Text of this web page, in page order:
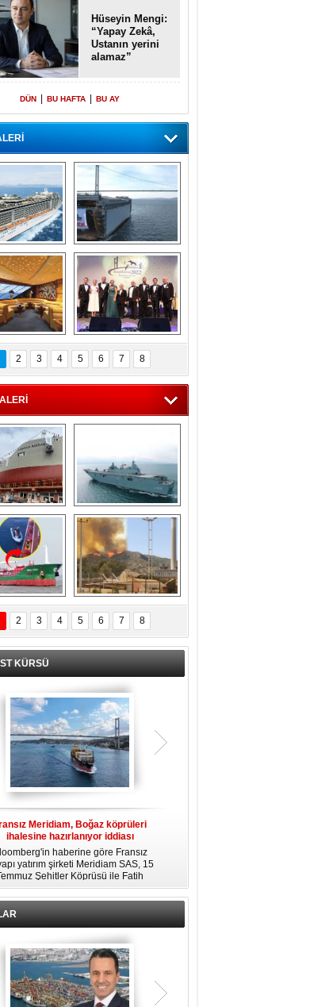
Hüseyin Mengi:
“Yapay Zekâ,
Ustanın yerini
alamaz”
DÜN BU HAFTA BU AY
gemi”
ile MSC
Dünyada tek!
Denizaltı yüzer
havuzu intikal
seyrine başladı
55 milyon
turizm geliri
5. Bosphorus Ship
Brokers Dinner,
İstanbul’da yapıldı
2 3 4 5 6 7 8
Tersanesi,
Bayrak
suya
TCG Anadolu,
tersane teknik
seyrini tamamladı
Türk
DENIZ
Milas’taki yangın
yeniden termik
santrallere doğru
ilerliyor
2 3 4 5 6 7 8
KÜRSÜ
Meridiam, Boğaz köprüleri
ihalesine hazırlanıyor iddiası
haberine göre Fransız
yatırım şirketi Meridiam SAS, 15
Şehitler Köprüsü ile Fatih
Sultan Mehmet Köprüsü'nün
yönelik ihaleyle
zamanda kendi yat limanı, helikopter
pisti ve seçkin villaları da içeren koca